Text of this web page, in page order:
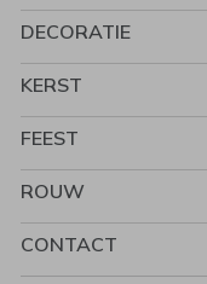
DECORATIE
KERST
FEEST
ROUW
CONTACT